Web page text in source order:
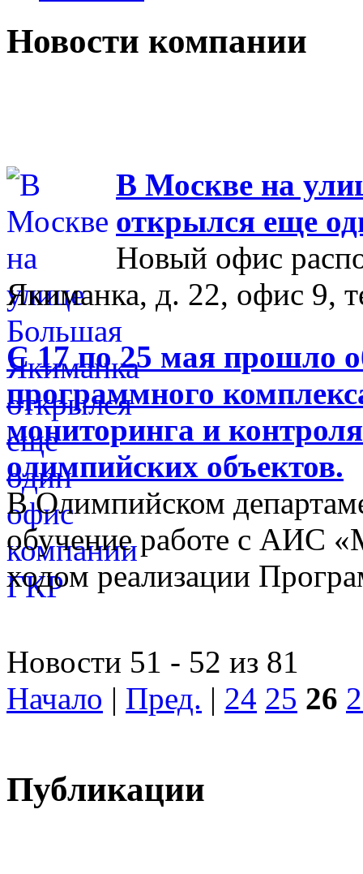
Новости компании
В Москве на
открылся еще
Новый офис
Якиманка, д. 22, офис 9,
С 17 по 25 мая прошло
программного
мониторинга и
олимпийских объектов.
В Олимпийском
обучение работе с АИС
ходом реализации
Новости 51 - 52 из 81
Начало | Пред. | 24 25 26
Публикации